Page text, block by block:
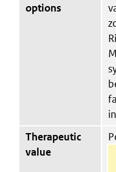
options
Therapeutic
value